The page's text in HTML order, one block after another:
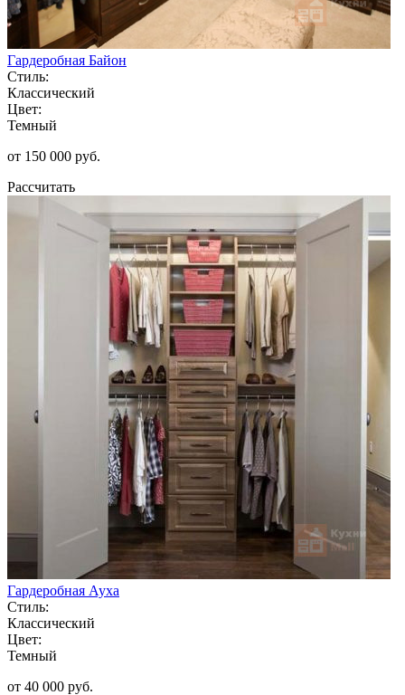
Гардеробная Байон
Стиль:
Классический
Цвет:
Темный
от 150 000 руб.
Рассчитать
Гардеробная Ауха
Стиль:
Классический
Цвет:
Темный
от 40 000 руб.